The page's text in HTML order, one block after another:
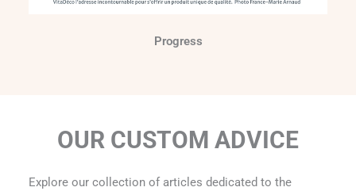
Progress
OUR CUSTOM ADVICE
Explore our collection of articles dedicated to the